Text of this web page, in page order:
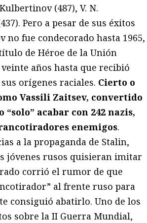
Kulbertinov (487), V. N.
Pero a pesar de sus éxitos
no fue condecorado hasta 1965,
de Héroe de la Unión
años hasta que recibió
orígenes raciales. Cierto o
Vassili Zaitsev, convertido
acabar con 242 nazis,
enemigos.
a la propaganda de Stalin,
jóvenes rusos quisieran imitar
corrió el rumor de que
al frente ruso para
consiguió abatirlo. Uno de los
sobre la II Guerra Mundial,